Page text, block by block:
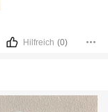
Hilfreich (0)